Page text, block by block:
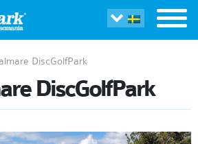
DiscGolfPark
DiscGolfPark